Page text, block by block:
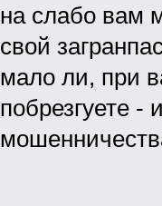
на слабо вам
свой
мало ли, при
побрезгуете -